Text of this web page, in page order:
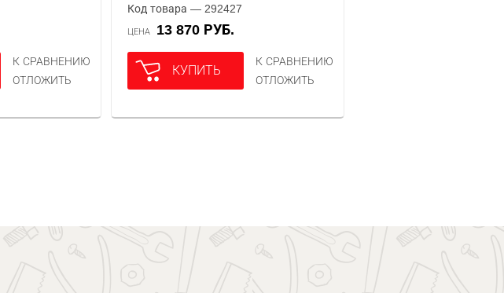
К СРАВНЕНИЮ
ОТЛОЖИТЬ
Код товара — 292427
ЦЕНА 13 870 РУБ.
КУПИТЬ
К СРАВНЕНИЮ
ОТЛОЖИТЬ